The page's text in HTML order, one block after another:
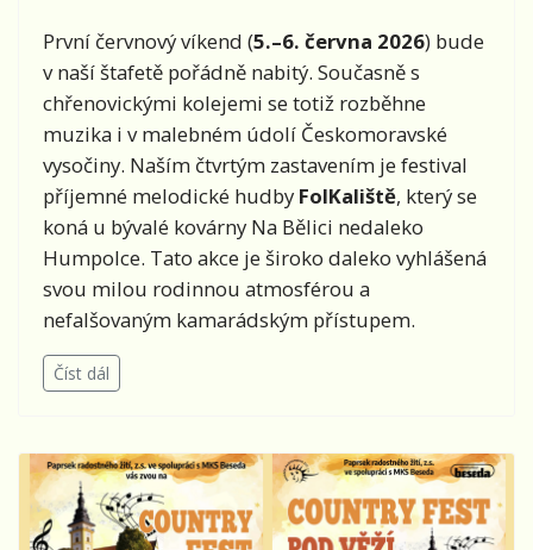
První červnový víkend (5.–6. června 2026) bude
v naší štafetě pořádně nabitý. Současně s
chřenovickými kolejemi se totiž rozběhne
muzika i v malebném údolí Českomoravské
vysočiny. Naším čtvrtým zastavením je festival
příjemné melodické hudby FolKaliště, který se
koná u bývalé kovárny Na Bělici nedaleko
Humpolce. Tato akce je široko daleko vyhlášená
svou milou rodinnou atmosférou a
nefalšovaným kamarádským přístupem.
Číst dál